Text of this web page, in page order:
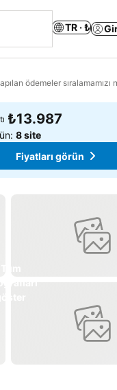
TR · ₺
ödemeler sıralamamızı
₺13.987
8 site
Fiyatları görün